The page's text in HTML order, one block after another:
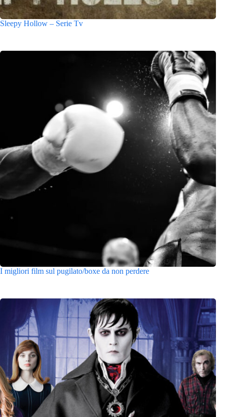
Sleepy Hollow – Serie Tv
I migliori film sul pugilato/boxe da non perdere